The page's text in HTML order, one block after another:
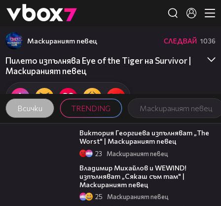
👾
Всички TRENDING Маскираният певец
Маскираният певец СЛЕДВАЙ 1036
Пилето изпълнява Eye of the Tiger на Survivor |
Маскираният певец
09:14
Виктория Георгиева изпълняват „The
Worst" | Маскираният певец
23 Маскираният певец
Владимир Михайлов и WEWIND!
изпълняват „Сякаш съм там" |
Маскираният певец
25 Маскираният певец